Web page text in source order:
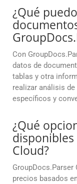
¿Qué
Con
datos de
tablas y otra
realizar análisis
específicos y
¿Qué
Cloud?
precios basados